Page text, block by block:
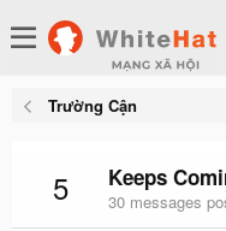
Trường Cận
5 Keeps
30 messages